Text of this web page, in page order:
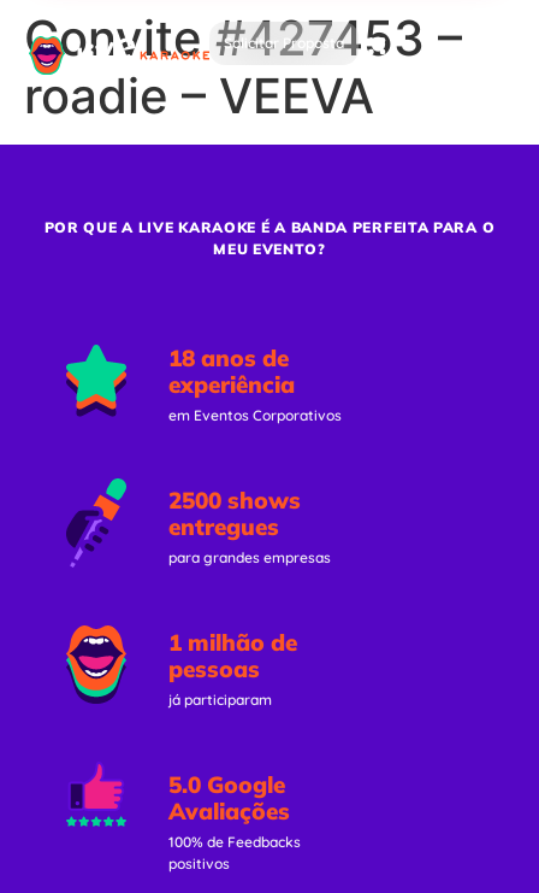
Solicitar Proposta
Convite #427453 –
roadie – VEEVA
POR QUE A LIVE KARAOKE É A BANDA PERFEITA PARA O
MEU EVENTO?
18 anos de
experiência
em Eventos Corporativos
2500 shows
entregues
para grandes empresas
1 milhão de
pessoas
já participaram
5.0 Google
Avaliações
100% de Feedbacks
positivos